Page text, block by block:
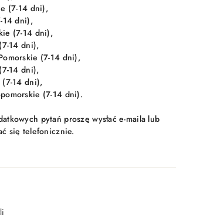
(7-14 dni),
14 dni),
(7-14 dni),
14 dni),
(7-14 dni),
14 dni),
(7-14 dni),
(7-14 dni).
pytań proszę wysłać e-maila lub
się telefonicznie.